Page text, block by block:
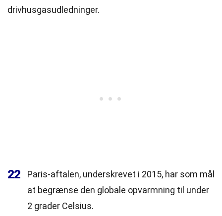
drivhusgasudledninger.
22
Paris-aftalen, underskrevet i 2015, har som mål
at begrænse den globale opvarmning til under
2 grader Celsius.